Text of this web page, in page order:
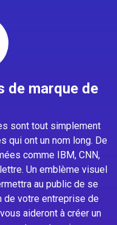
de marque de
sont tout simplement
qui ont un nom long. De
comme IBM, CNN,
Un emblème visuel
au public de se
de votre entreprise de
aideront à créer un